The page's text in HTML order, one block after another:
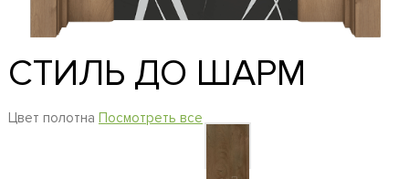
СТИЛЬ ДО ШАРМ
Цвет полотна Посмотреть все